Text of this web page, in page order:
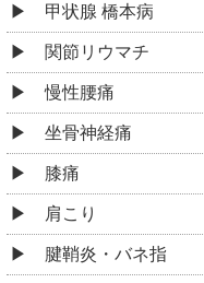
甲状腺 橋本病
関節リウマチ
慢性腰痛
坐骨神経痛
膝痛
肩こり
腱鞘炎・バネ指